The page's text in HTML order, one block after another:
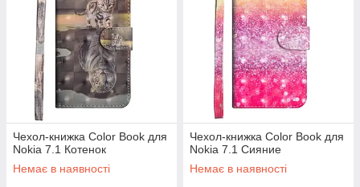
Чехол-книжка Color Book для
Nokia 7.1 Котенок
Немає в наявності
Чехол-книжка Color Book для
Nokia 7.1 Сияние
Немає в наявності